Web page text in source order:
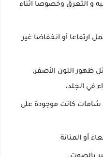
و التعرق وخصوصا اثناء
ارتفاعا أو انخفاضا غير
ظهور اللون الأصفر،
في الجلد،
شامات كانت موجودة على
أو المثانة